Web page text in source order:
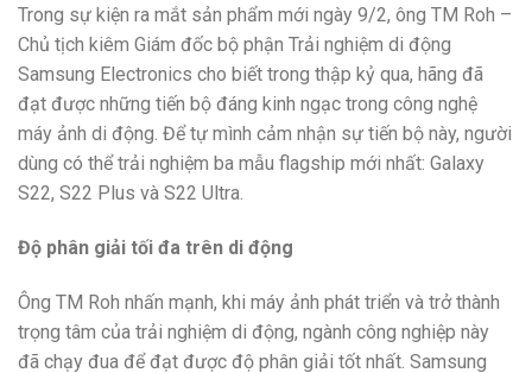
Trong sự kiện ra mắt sản phẩm mới ngày 9/2, ông TM Roh –
Chủ tịch kiêm Giám đốc bộ phận Trải nghiệm di động
Samsung Electronics cho biết trong thập kỷ qua, hãng đã
đạt được những tiến bộ đáng kinh ngạc trong công nghệ
máy ảnh di động. Để tự mình cảm nhận sự tiến bộ này, người
dùng có thể trải nghiệm ba mẫu flagship mới nhất: Galaxy
S22, S22 Plus và S22 Ultra.
Độ phân giải tối đa trên di động
Ông TM Roh nhấn mạnh, khi máy ảnh phát triển và trở thành
trọng tâm của trải nghiệm di động, ngành công nghiệp này
đã chạy đua để đạt được độ phân giải tốt nhất. Samsung